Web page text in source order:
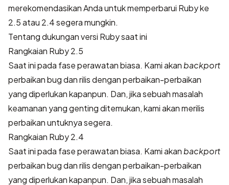
merekomendasikan Anda untuk memperbarui Ruby ke
2.5 atau 2.4 segera mungkin.
Tentang dukungan versi Ruby saat ini
Rangkaian Ruby 2.5
Saat ini pada fase perawatan biasa. Kami akanbackport
perbaikan bug dan rilis dengan perbaikan-perbaikan
yang diperlukan kapanpun. Dan, jika sebuah masalah
keamanan yang genting ditemukan, kami akan merilis
perbaikan untuknya segera.
Rangkaian Ruby 2.4
Saat ini pada fase perawatan biasa. Kami akanbackport
perbaikan bug dan rilis dengan perbaikan-perbaikan
yang diperlukan kapanpun. Dan, jika sebuah masalah